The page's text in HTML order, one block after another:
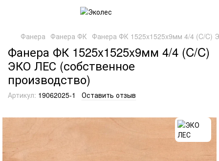
Фанера Фанера ФК Фанера ФК 1525x1525x9мм 4/4 (C/C)
Фанера ФК 1525x1525x9мм 4/4 (C/C)
ЭКО ЛЕС (собственное
производство)
Артикул: 19062025-1 Оставить отзыв